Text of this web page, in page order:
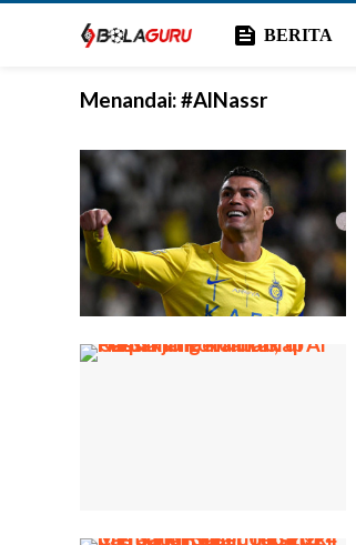
feed BERITA
Menandai:#AlNassr